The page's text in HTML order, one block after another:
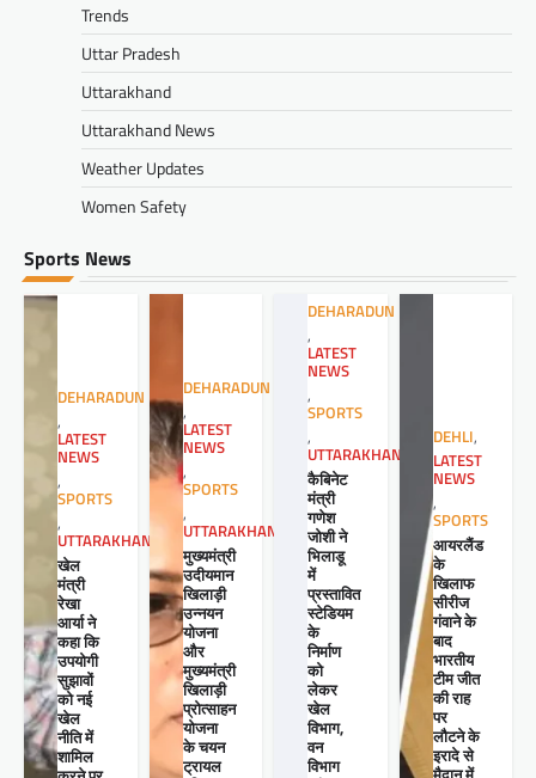
Trends
Uttar Pradesh
Uttarakhand
Uttarakhand News
Weather Updates
Women Safety
Sports News
DEHARADUN
,
LATEST
NEWS
,
SPORTS
,
UTTARAKHAND
खेल
मंत्री
रेखा
आर्या ने
कहा कि
उपयोगी
सुझावों
को नई
खेल
नीति में
शामिल
DEHARADUN
,
LATEST
NEWS
,
SPORTS
,
UTTARAKHAND
मुख्यमंत्री
उदीयमान
खिलाड़ी
उन्नयन
योजना
और
मुख्यमंत्री
खिलाड़ी
प्रोत्साहन
योजना
के चयन
ट्रायल
DEHARADUN
,
LATEST
NEWS
,
SPORTS
,
UTTARAKHAND
कैबिनेट
मंत्री
गणेश
जोशी ने
भिलाडू
में
प्रस्तावित
स्टेडियम
के
निर्माण
को
लेकर
खेल
विभाग,
वन
विभाग
DEHLI,
LATEST
NEWS
,
SPORTS
आयरलैंड
के
खिलाफ
सीरीज
गंवाने के
बाद
भारतीय
टीम जीत
की राह
पर
लौटने के
इरादे से